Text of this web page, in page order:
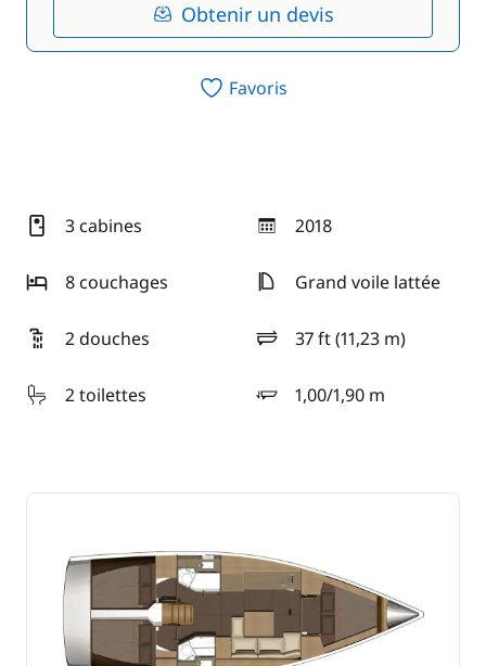
Obtenir un devis
Favoris
3 cabines 2018
année
8 couchages
Grand voile lattée
2 douches 37 ft (11,23 m)
longueur
2 toilettes
1,00/1,90 m
tirant d'eau